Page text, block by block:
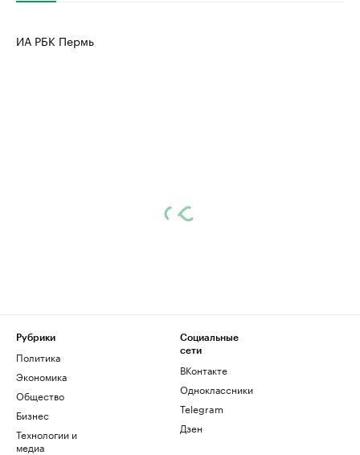
ИА РБК Пермь
Рубрики
Политика
Экономика
Общество
Бизнес
Технологии и
медиа
Социальные
сети
ВКонтакте
Одноклассники
Telegram
Дзен